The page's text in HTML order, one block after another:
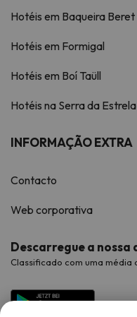
Hotéis em Baqueira Beret
Hotéis em Formigal
Hotéis em Boí Taüll
Hotéis na Serra da Estrela
INFORMAÇÃO EXTRA
Contacto
Web corporativa
Descarregue a nossa
Classificado com uma média